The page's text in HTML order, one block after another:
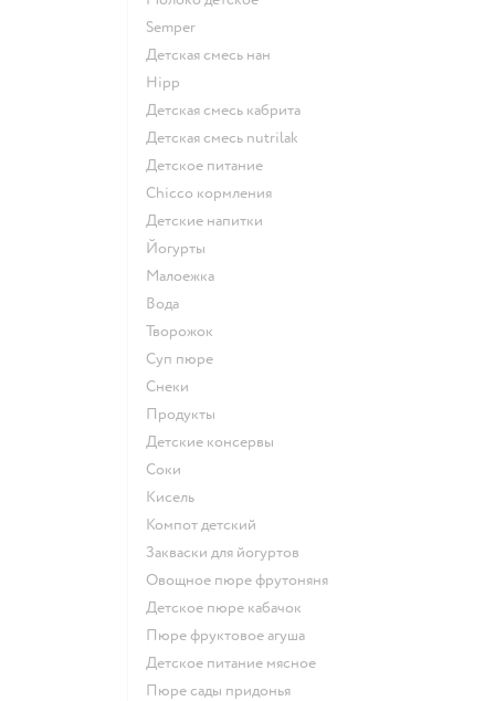
semper
детская смесь нан
hipp
детская смесь кабрита
детская смесь nutrilak
детское питание
chicco кормления
детские напитки
йогурты
малоежка
Вода
творожок
суп пюре
Снеки
Продукты
детские консервы
Соки
кисель
компот детский
Закваски для йогуртов
овощное пюре фрутоняня
детское пюре кабачок
пюре фруктовое агуша
детское питание мясное
пюре сады придонья